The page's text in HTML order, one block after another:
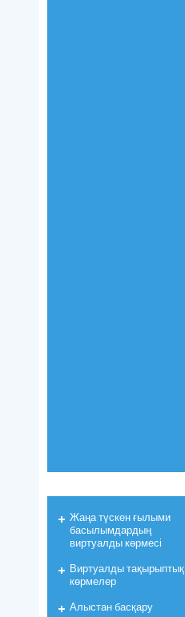
Жаңа түскен ғылыми
басылымдардың
виртуалды көрмесі
Виртуалды тақырыптық
көрмелер
Алыстан басқару